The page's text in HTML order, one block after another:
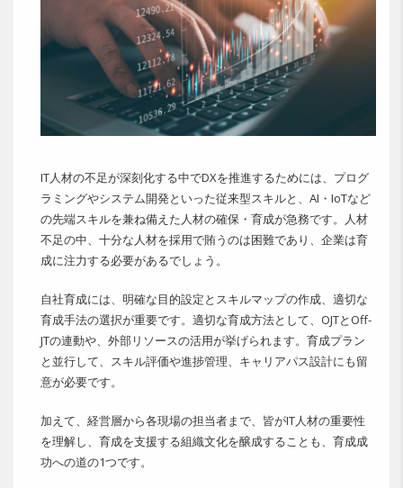
IT人材の不足が深刻化する中でDXを推進するためには、プログ
ラミングやシステム開発といった従来型スキルと、AI・IoTなど
の先端スキルを兼ね備えた人材の確保・育成が急務です。人材
不足の中、十分な人材を採用で賄うのは困難であり、企業は育
成に注力する必要があるでしょう。
自社育成には、明確な目的設定とスキルマップの作成、適切な
育成手法の選択が重要です。適切な育成方法として、OJTとOff-
JTの連動や、外部リソースの活用が挙げられます。育成プラン
と並行して、スキル評価や進捗管理、キャリアパス設計にも留
意が必要です。
加えて、経営層から各現場の担当者まで、皆がIT人材の重要性
を理解し、育成を支援する組織文化を醸成することも、育成成
功への道の1つです。